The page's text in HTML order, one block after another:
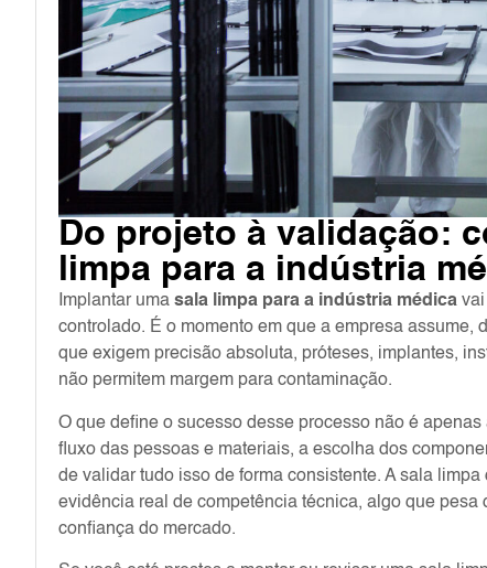
Do projeto à validação:
limpa para a indústria
Implantar uma sala limpa para a indústria médica
controlado. É o momento em que a empresa assume,
que exigem precisão absoluta, próteses, implantes,
não permitem margem para contaminação.
O que define o sucesso desse processo não é
fluxo das pessoas e materiais, a escolha dos
de validar tudo isso de forma consistente. A sala
evidência real de competência técnica, algo que
confiança do mercado.